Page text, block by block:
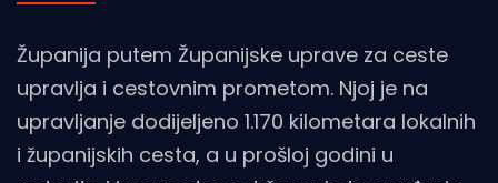
Županija putem Županijske uprave za ceste
upravlja i cestovnim prometom. Njoj je na
upravljanje dodijeljeno 1.170 kilometara lokalnih
i županijskih cesta, a u prošloj godini u